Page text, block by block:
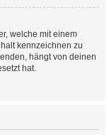
welche mit einem
kennzeichnen zu
hängt von deinen
hat.